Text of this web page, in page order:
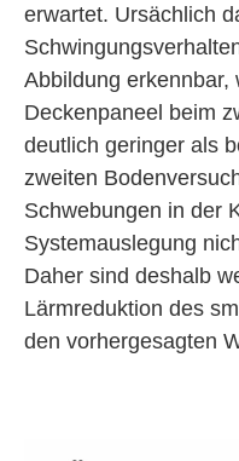
erwartet. Ursächlich
Abbildung erkennbar,
Deckenpaneel beim
deutlich geringer als
zweiten
Schwebungen in der
Systemauslegung
Daher sind deshalb
Lärmreduktion des
den vorhergesagten